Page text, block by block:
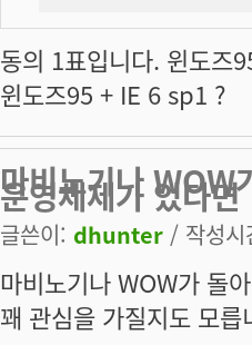
동의 1표입니다. 윈도즈
윈도즈95 + IE 6 sp1 ?
마비노기나
운영체제가 있다면
글쓴이: dhunter / 작성
마비노기나 WOW가 돌
꽤 관심을 가질지도 모